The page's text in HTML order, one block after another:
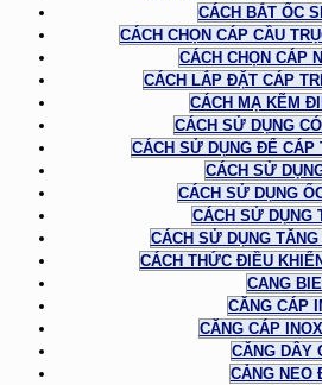
CÁCH BẮT ỐC
CÁCH CHỌN CÁP CẦU
CÁCH CHỌN CÁP
CÁCH LẮP ĐẶT CÁP
CÁCH MẠ KẼM
CÁCH SỬ DỤNG
CÁCH SỬ DỤNG ĐỂ CÁP
CÁCH SỬ
CÁCH SỬ DỤNG
CÁCH SỬ DỤNG
CÁCH SỬ DỤNG
CÁCH THỨC ĐIỀU
CANG
CĂNG CÁP
CĂNG CÁP
CĂNG DÂY
CẢNG NEO